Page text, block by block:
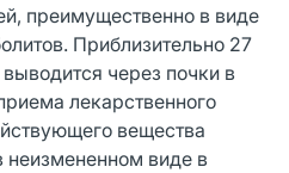
преимущественно в виде
Приблизительно 27
через почки в
лекарственного
вещества
неизмененном виде в